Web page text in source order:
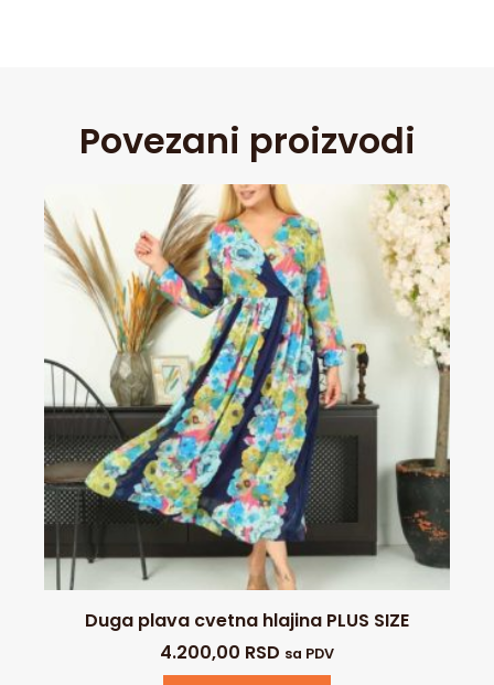
Povezani proizvodi
Duga plava cvetna hlajina PLUS SIZE
4.200,00 RSD sa PDV